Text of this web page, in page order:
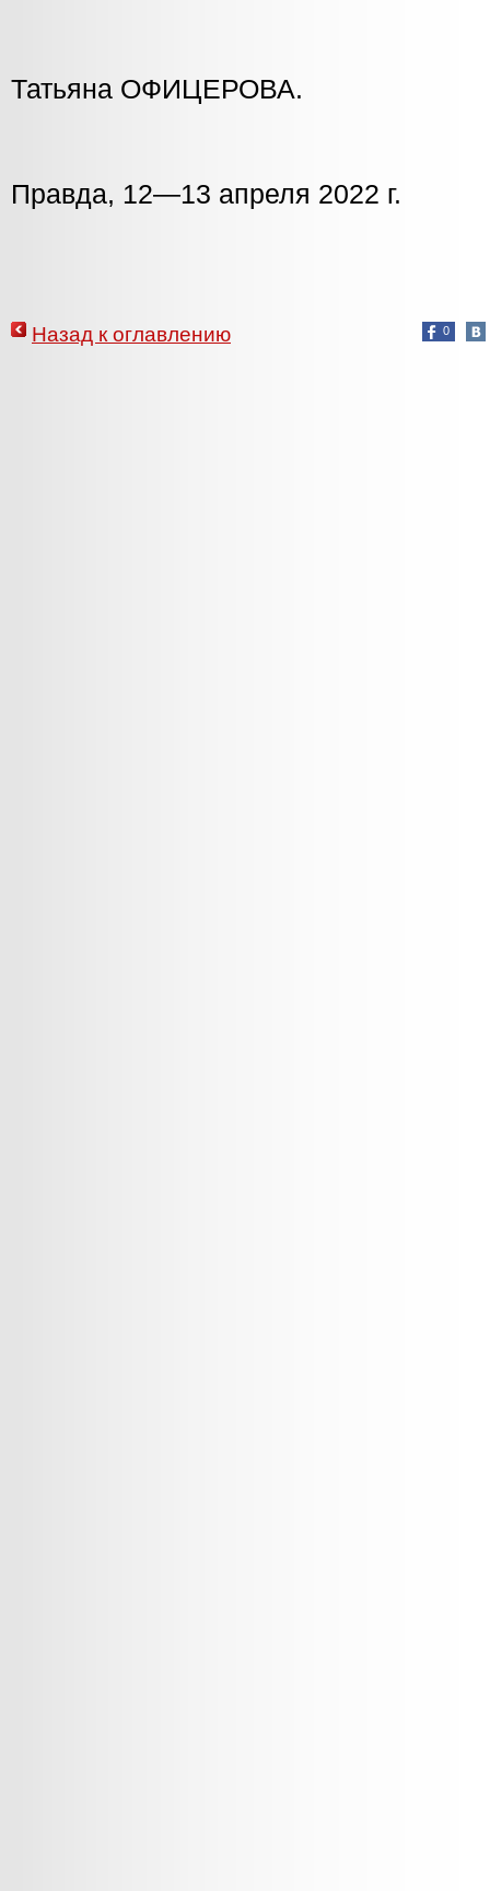
Татьяна ОФИЦЕРОВА.
Правда, 12—13 апреля 2022 г.
0
Назад к оглавлению